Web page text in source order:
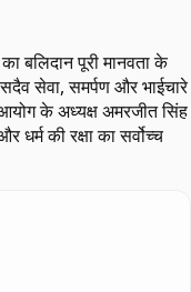
बलिदान पूरी मानवता के
सेवा, समर्पण और भाईचारे
के अध्यक्ष अमरजीत सिंह
धर्म की रक्षा का सर्वोच्च